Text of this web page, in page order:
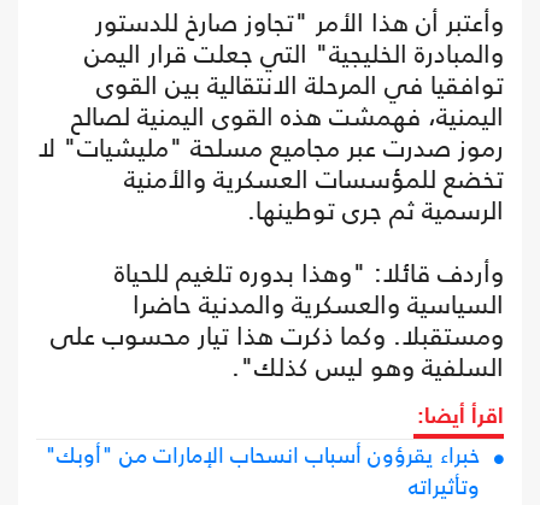
وأعتبر أن هذا الأمر "تجاوز صارخ للدستور
والمبادرة الخليجية" التي جعلت قرار اليمن
توافقيا في المرحلة الانتقالية بين القوى
اليمنية، فهمشت هذه القوى اليمنية لصالح
رموز صدرت عبر مجاميع مسلحة "مليشيات" لا
تخضع للمؤسسات العسكرية والأمنية
الرسمية ثم جرى توطينها.
وأردف قائلا: "وهذا بدوره تلغيم للحياة
السياسية والعسكرية والمدنية حاضرا
ومستقبلا. وكما ذكرت هذا تيار محسوب على
السلفية وهو ليس كذلك".
اقرأ أيضا:
خبراء يقرؤون أسباب انسحاب الإمارات من "أوبك"
وتأثيراته